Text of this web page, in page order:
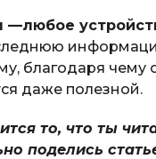
—любое
благодаря чему
даже полезной.
то, что ты
поделись